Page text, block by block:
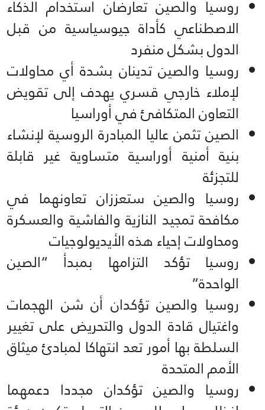
روسيا والصين تعارضان استخدام الذكاء
الاصطناعي كأداة جيوسياسية من قبل
الدول بشكل منفرد
روسيا والصين تدينان بشدة أي محاولات
لإملاء خارجي قسري يهدف إلى تقويض
التعاون المتكافئ في أوراسيا
الصين تثمن عاليا المبادرة الروسية لإنشاء
بنية أمنية أوراسية متساوية غير قابلة
للتجزئة
روسيا والصين ستعززان تعاونهما في
مكافحة تمجيد النازية والفاشية والعسكرة
ومحاولات إحياء هذه الأيديولوجيات
روسيا تؤكد التزامها بمبدأ “الصين
الواحدة”
روسيا والصين تؤكدان أن شن الهجمات
واغتيال قادة الدول والتحريض على تغيير
السلطة بها أمور تعد انتهاكا لمبادئ ميثاق
الأمم المتحدة
روسيا والصين تؤكدان مجددا دعمهما